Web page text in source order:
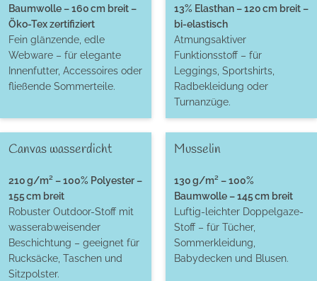
Baumwolle – 160 cm breit –
Öko-Tex zertifiziert
Fein glänzende, edle
Webware – für elegante
Innenfutter, Accessoires oder
fließende Sommerteile.
13% Elasthan – 120 cm breit –
bi-elastisch
Atmungsaktiver
Funktionsstoff – für
Leggings, Sportshirts,
Radbekleidung oder
Turnanzüge.
Canvas wasserdicht
210 g/m² – 100% Polyester –
155 cm breit
Robuster Outdoor-Stoff mit
wasserabweisender
Beschichtung – geeignet für
Rucksäcke, Taschen und
Sitzpolster.
Musselin
130 g/m² – 100%
Baumwolle – 145 cm breit
Luftig-leichter Doppelgaze-
Stoff – für Tücher,
Sommerkleidung,
Babydecken und Blusen.